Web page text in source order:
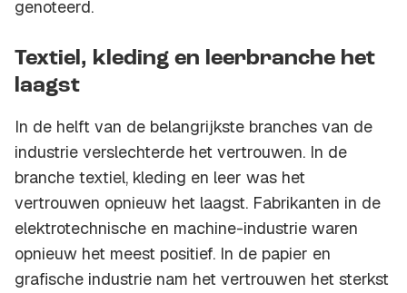
genoteerd.
Textiel, kleding en leerbranche het
laagst
In de helft van de belangrijkste branches van de
industrie verslechterde het vertrouwen. In de
branche textiel, kleding en leer was het
vertrouwen opnieuw het laagst. Fabrikanten in de
elektrotechnische en machine-industrie waren
opnieuw het meest positief. In de papier en
grafische industrie nam het vertrouwen het sterkst